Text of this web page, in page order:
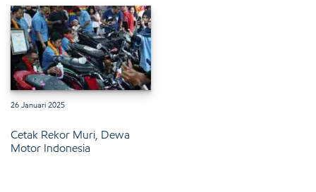
26 Januari 2025
Cetak Rekor Muri, Dewa
Motor Indonesia